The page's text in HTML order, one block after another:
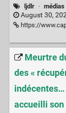
ljdlr · médias
August 30,
https://www.capital.fr/
Meurtre
des «
accueilli son